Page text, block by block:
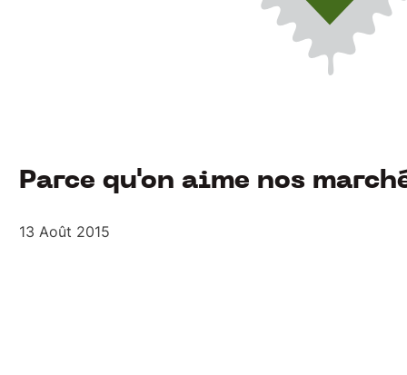
Parce qu'on aime nos
13 Août 2015